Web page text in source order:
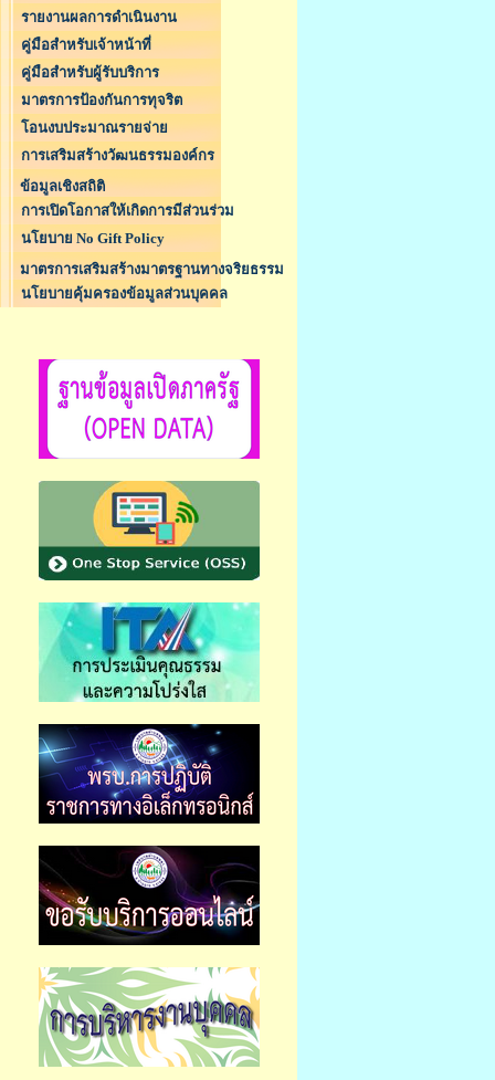
รายงานผลการดำเนินงาน
คู่มือสำหรับเจ้าหน้าที่
คู่มือสำหรับผู้รับบริการ
มาตรการป้องกันการทุจริต
โอนงบประมาณรายจ่าย
การเสริมสร้างวัฒนธรรมองค์กร
ข้อมูลเชิงสถิติ
การเปิดโอกาสให้เกิดการมีส่วนร่วม
นโยบาย No Gift Policy
มาตรการเสริมสร้างมาตรฐานทางจริยธรรม
นโยบายคุ้มครองข้อมูลส่วนบุคคล